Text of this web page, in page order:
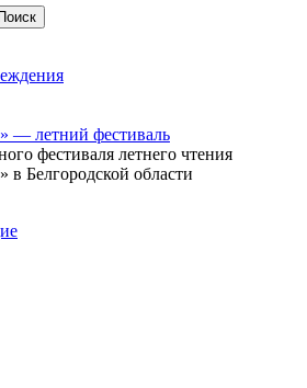
— летний фестиваль
фестиваля летнего чтения
в Белгородской области